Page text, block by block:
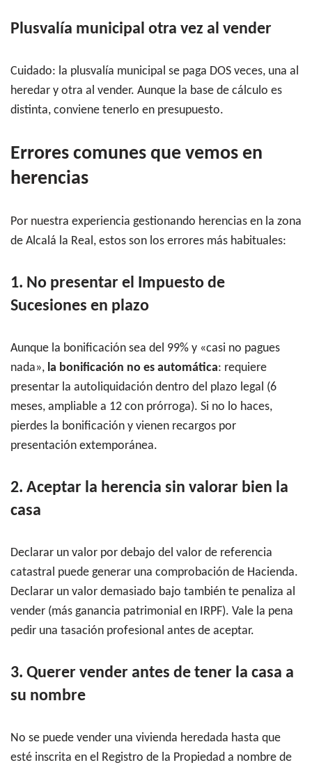
Plusvalía municipal otra vez al vender
Cuidado: la plusvalía municipal se paga DOS veces, una al
heredar y otra al vender. Aunque la base de cálculo es
distinta, conviene tenerlo en presupuesto.
Errores comunes que vemos en
herencias
Por nuestra experiencia gestionando herencias en la zona
de Alcalá la Real, estos son los errores más habituales:
1. No presentar el Impuesto de
Sucesiones en plazo
Aunque la bonificación sea del 99% y «casi no pagues
nada», la bonificación no es automática: requiere
presentar la autoliquidación dentro del plazo legal (6
meses, ampliable a 12 con prórroga). Si no lo haces,
pierdes la bonificación y vienen recargos por
presentación extemporánea.
2. Aceptar la herencia sin valorar bien la
casa
Declarar un valor por debajo del valor de referencia
catastral puede generar una comprobación de Hacienda.
Declarar un valor demasiado bajo también te penaliza al
vender (más ganancia patrimonial en IRPF). Vale la pena
pedir una tasación profesional antes de aceptar.
3. Querer vender antes de tener la casa a
su nombre
No se puede vender una vivienda heredada hasta que
esté inscrita en el Registro de la Propiedad a nombre de